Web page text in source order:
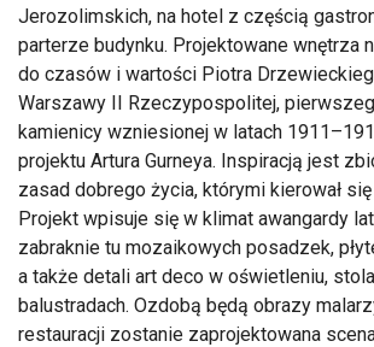
Jerozolimskich, na hotel z częścią
parterze budynku. Projektowane wnętrza
do czasów i wartości Piotra
Warszawy II Rzeczypospolitej,
kamienicy wzniesionej w latach
projektu Artura Gurneya. Inspiracją jest
zasad dobrego życia, którymi kierował
Projekt wpisuje się w klimat awangardy
zabraknie tu mozaikowych posadzek,
a także detali art deco w oświetleniu,
balustradach. Ozdobą będą obrazy
restauracji zostanie zaprojektowana